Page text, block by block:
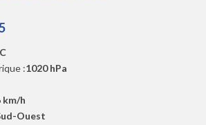
:1020 hPa
km/h
Ouest